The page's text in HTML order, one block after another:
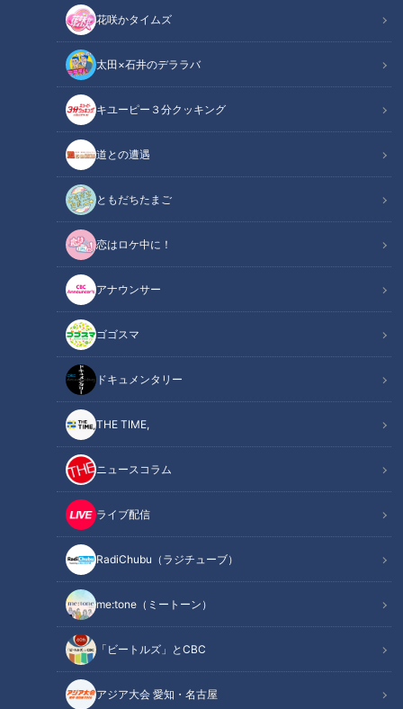
花咲かタイムズ
太田×石井のデララバ
キユーピー３分クッキング
道との遭遇
ともだちたまご
恋はロケ中に！
アナウンサー
ゴゴスマ
ドキュメンタリー
THE TIME,
ニュースコラム
ライブ配信
RadiChubu（ラジチューブ）
me:tone（ミートーン）
「ビートルズ」とCBC
アジア大会 愛知・名古屋
CBCテレビ：画像『デララバ』
この記事の画像（全5枚）
記事に戻る
この記事を見たあなたへのおすすめ
盛り放題のモーニングが「400
円」！？人気すぎて客殺到 名古
屋＆岐阜の「激安モーニング」
ーニングサービスが生まれた理